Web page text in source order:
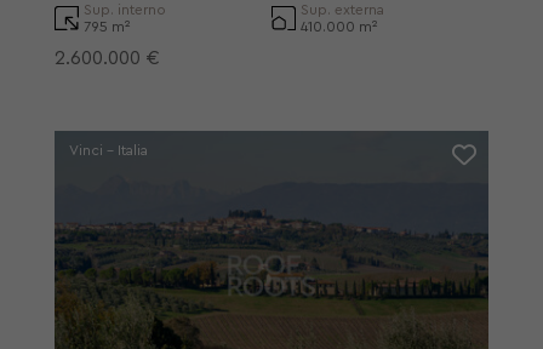
Sup. interno
795 m²
Sup. externa
410.000 m²
2.600.000 €
Vinci - Italia